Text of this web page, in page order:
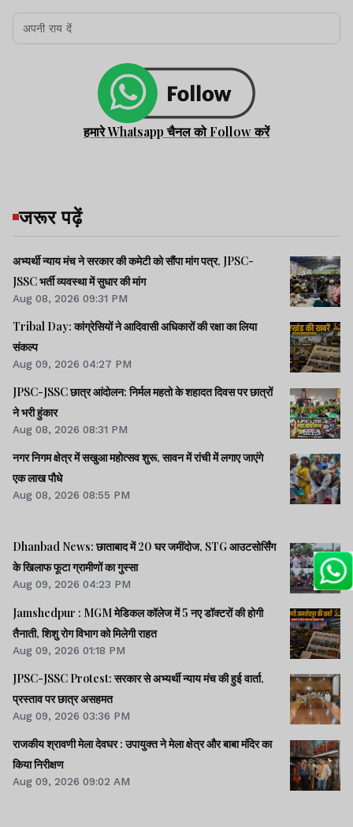
हमारे Whatsapp चैनल को Follow करें
जरूर पढ़ें
अभ्यर्थी न्याय मंच ने सरकार की कमेटी को सौंपा मांग पत्र, JPSC-
JSSC भर्ती व्यवस्था में सुधार की मांग
Aug 08, 2026 09:31 PM
Tribal Day: कांग्रेसियों ने आदिवासी अधिकारों की रक्षा का लिया
संकल्प
Aug 09, 2026 04:27 PM
JPSC-JSSC छात्र आंदोलन: निर्मल महतो के शहादत दिवस पर छात्रों
ने भरी हुंकार
Aug 08, 2026 08:31 PM
नगर निगम क्षेत्र में सखुआ महोत्सव शुरू, सावन में रांची में लगाए जाएंगे
एक लाख पौधे
Aug 08, 2026 08:55 PM
Dhanbad News: छाताबाद में 20 घर जमींदोज, STG आउटसोर्सिंग
के खिलाफ फूटा ग्रामीणों का गुस्सा
Aug 09, 2026 04:23 PM
Jamshedpur : MGM मेडिकल कॉलेज में 5 नए डॉक्टरों की होगी
तैनाती, शिशु रोग विभाग को मिलेगी राहत
Aug 09, 2026 01:18 PM
JPSC-JSSC Protest: सरकार से अभ्यर्थी न्याय मंच की हुई वार्ता,
प्रस्ताव पर छात्र असहमत
Aug 09, 2026 03:36 PM
राजकीय श्रावणी मेला देवघर : उपायुक्त ने मेला क्षेत्र और बाबा मंदिर का
किया निरीक्षण
Aug 09, 2026 09:02 AM